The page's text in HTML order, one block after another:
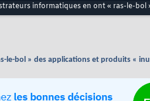
informatiques en ont « ras-le-
le-bol » des applications et produits «